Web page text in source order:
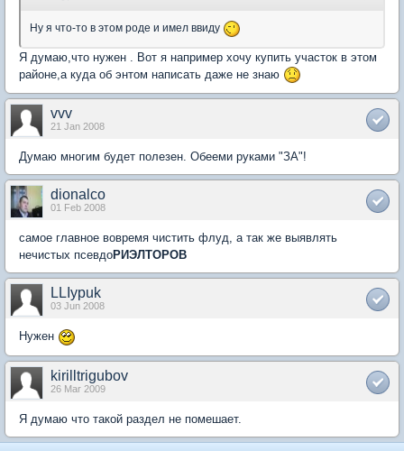
Ну я что-то в этом роде и имел ввиду
Я думаю,что нужен . Вот я например хочу купить участок в этом
районе,а куда об энтом написать даже не знаю
vvv
21 Jan 2008
Думаю многим будет полезен. Обееми руками "ЗА"!
dionalco
01 Feb 2008
самое главное вовремя чистить флуд, а так же выявлять
нечистых псевдоРИЭЛТОРОВ
LLIypuk
03 Jun 2008
Нужен
kirilltrigubov
26 Mar 2009
Я думаю что такой раздел не помешает.